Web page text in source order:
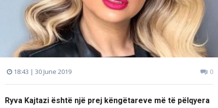
18:43 | 30 June 2019 0
Ryva Kajtazi është një prej këngëtareve më të pëlqyera